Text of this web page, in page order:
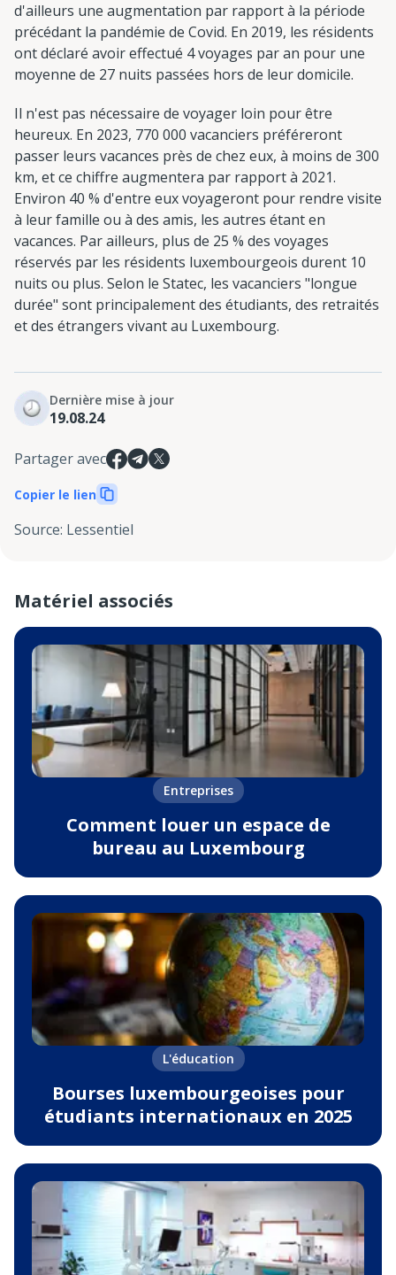
d'ailleurs une augmentation par rapport à la période
précédant la pandémie de Covid. En 2019, les résidents
ont déclaré avoir effectué 4 voyages par an pour une
moyenne de 27 nuits passées hors de leur domicile.
Il n'est pas nécessaire de voyager loin pour être
heureux. En 2023, 770 000 vacanciers préféreront
passer leurs vacances près de chez eux, à moins de 300
km, et ce chiffre augmentera par rapport à 2021.
Environ 40 % d'entre eux voyageront pour rendre visite
à leur famille ou à des amis, les autres étant en
vacances. Par ailleurs, plus de 25 % des voyages
réservés par les résidents luxembourgeois durent 10
nuits ou plus. Selon le Statec, les vacanciers "longue
durée" sont principalement des étudiants, des retraités
et des étrangers vivant au Luxembourg.
Dernière mise à jour
19.08.24
Partager avec
Copier le lien
Source: Lessentiel
Matériel associés
Entreprises
Comment louer un espace de
bureau au Luxembourg
L'éducation
Bourses luxembourgeoises pour
étudiants internationaux en 2025